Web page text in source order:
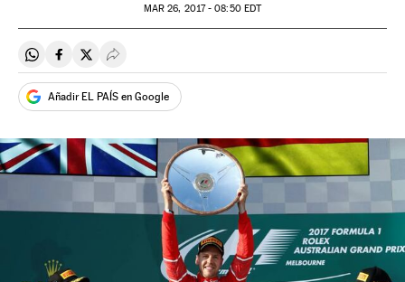
MAR 26, 2017 - 08:50EDT
Compartir en Whatsapp
Compartir en Facebook
Compartir en Twitter
Desplegar Redes Sociales
Añadir EL PAÍS en Google